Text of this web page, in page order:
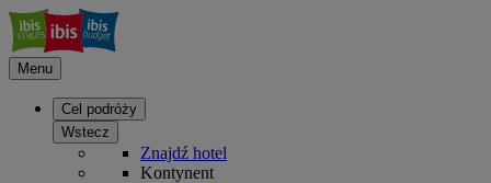
Menu
Cel podróży
Wstecz
Znajdź hotel
Kontynent